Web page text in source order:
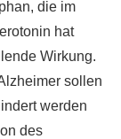
die im
hat
Wirkung.
sollen
werden
des